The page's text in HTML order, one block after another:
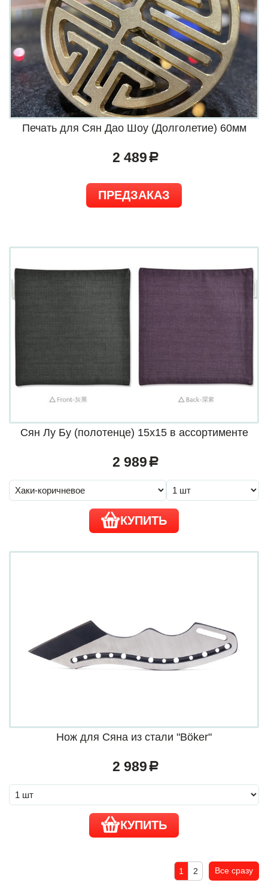
Печать для Сян Дао Шоу (Долголетие) 60мм
2 489 a
ПРЕДЗАКАЗ
Сян Лу Бу (полотенце) 15х15 в ассортименте
2 989 a
КУПИТЬ
Нож для Сяна из стали "Böker"
2 989 a
КУПИТЬ
1 2 Все сразу